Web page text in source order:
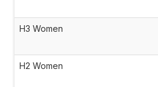
H3 Women
H2 Women